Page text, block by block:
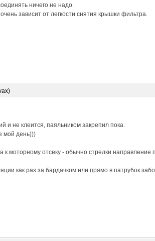
ничего не надо.
зависит от легкости снятия крышки фильтра.
и не клеится, паяльником закрепил пока.
мой день)))
моторному отсеку - обычно стрелки направление
как раз за бардачком или прямо в патрубок